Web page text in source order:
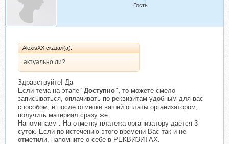
Гость
AlexisXX сказал(а):
актуально ли?
Здравствуйте! Да
Если тема на этапе "Доступно", то можете смело
записываться, оплачивать по реквизитам удобным для вас
способом, и после отметки вашей оплаты организатором,
получить материал сразу же.
Напоминаем : На отметку платежа организатору даётся 3
суток. Если по истечению этого времени Вас так и не
отметили, напомните о себе в РЕКВИЗИТАХ.